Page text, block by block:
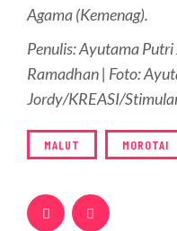
Agama (Kemenag).
Penulis: Ayutama
Ramadhan | Foto:
Jordy/KREASI/
MALUT MOROTAI